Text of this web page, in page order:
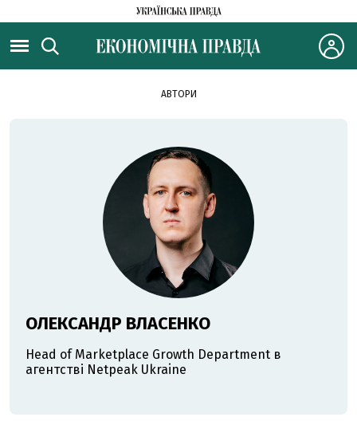
АВТОРИ
ОЛЕКСАНДР ВЛАСЕНКО
Head of Marketplace Growth Department в
агентстві Netpeak Ukraine